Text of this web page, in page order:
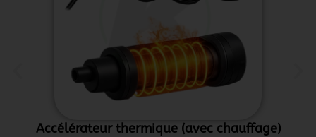
Accélérateur thermique (avec chauffage)